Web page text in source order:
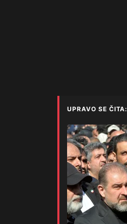
UPRAVO SE ČITA: